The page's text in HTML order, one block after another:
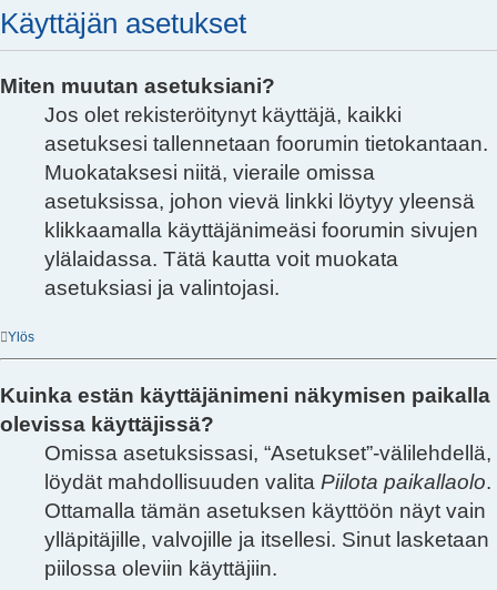
Käyttäjän asetukset
Miten muutan asetuksiani?
Jos olet rekisteröitynyt käyttäjä, kaikki
asetuksesi tallennetaan foorumin tietokantaan.
Muokataksesi niitä, vieraile omissa
asetuksissa, johon vievä linkki löytyy yleensä
klikkaamalla käyttäjänimeäsi foorumin sivujen
ylälaidassa. Tätä kautta voit muokata
asetuksiasi ja valintojasi.
Ylös
Kuinka estän käyttäjänimeni näkymisen paikalla
olevissa käyttäjissä?
Omissa asetuksissasi, “Asetukset”-välilehdellä,
löydät mahdollisuuden valita Piilota paikallaolo.
Ottamalla tämän asetuksen käyttöön näyt vain
ylläpitäjille, valvojille ja itsellesi. Sinut lasketaan
piilossa oleviin käyttäjiin.